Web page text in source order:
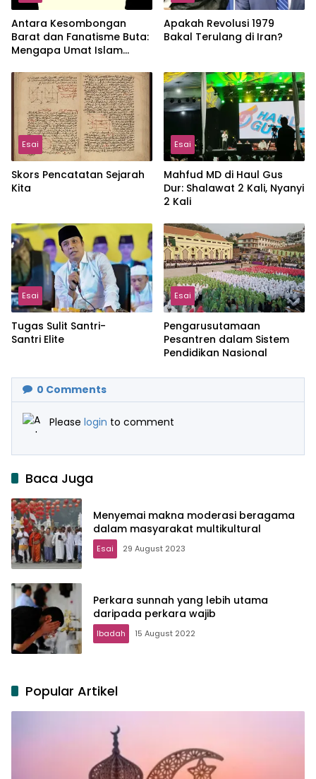
Antara Kesombongan
Barat dan Fanatisme Buta:
Mengapa Umat Islam
Apakah Revolusi 1979
Bakal Terulang di Iran?
Esai
Skors Pencatatan Sejarah
Kita
Esai
Mahfud MD di Haul Gus
Dur: Shalawat 2 Kali, Nyanyi
2 Kali
Esai
Tugas Sulit Santri-
Santri Elite
Esai
Pengarusutamaan
Pesantren dalam Sistem
Pendidikan Nasional
0 Comments
Please login to comment
Baca Juga
Menyemai makna moderasi beragama
dalam masyarakat multikultural
Esai 29 August 2023
Perkara sunnah yang lebih utama
daripada perkara wajib
Ibadah 15 August 2022
Popular Artikel